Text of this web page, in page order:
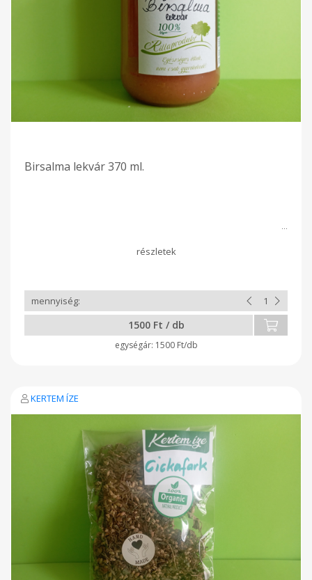
Birsalma lekvár 370 ml.
1500 Ft / db
1500 Ft/db
KERTEM ÍZE